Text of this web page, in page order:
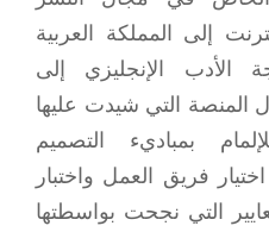
إلى المملكة العربية
الأدب الإنجليزي إلى
المنصة التي شيدت عليها
بمباديء التصميم
فريق العمل واختبار
التي نجحت بواسطتها